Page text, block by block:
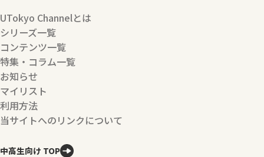
UTokyo Channelとは
シリーズ一覧
コンテンツ一覧
特集・コラム一覧
お知らせ
マイリスト
利用方法
当サイトへのリンクについて
中高生向け TOP